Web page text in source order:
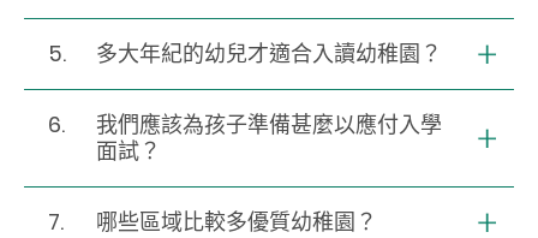
5. 多大年紀的幼兒才適合入讀幼稚園？
6.
我們應該為孩子準備甚麼以應付入學
面試？
7. 哪些區域比較多優質幼稚園？